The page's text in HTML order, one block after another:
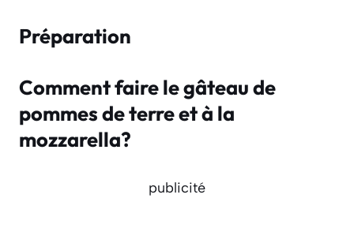
Préparation
Comment faire le gâteau de
pommes de terre et à la
mozzarella?
publicité